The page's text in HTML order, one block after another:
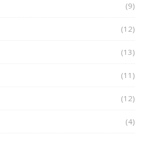
(9)
(12)
(13)
(11)
(12)
(4)